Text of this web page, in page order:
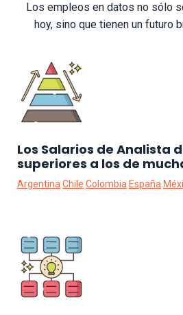
Los empleos en datos no sólo
hoy, sino que tienen un futuro
Los Salarios de Analista
superiores a los de
ArgentinaChile Colombia España